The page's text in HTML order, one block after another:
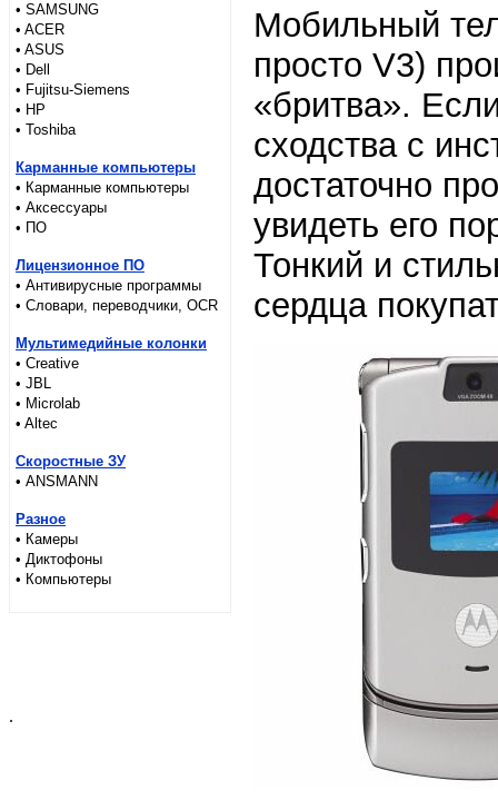
• SAMSUNG
• ACER
• ASUS
• Dell
• Fujitsu-Siemens
• HP
• Toshiba
Карманные компьютеры
• Карманные компьютеры
• Аксессуары
• ПО
Лицензионное ПО
• Антивирусные программы
• Словари, переводчики, OCR
Мультимедийные колонки
• Creative
• JBL
• Microlab
• Altec
Скоростные ЗУ
• ANSMANN
Разное
• Камеры
• Диктофоны
• Компьютеры
.
Мобильный
просто V3)
«бритва».
сходства с
достаточно
увидеть его
Тонкий и
сердца